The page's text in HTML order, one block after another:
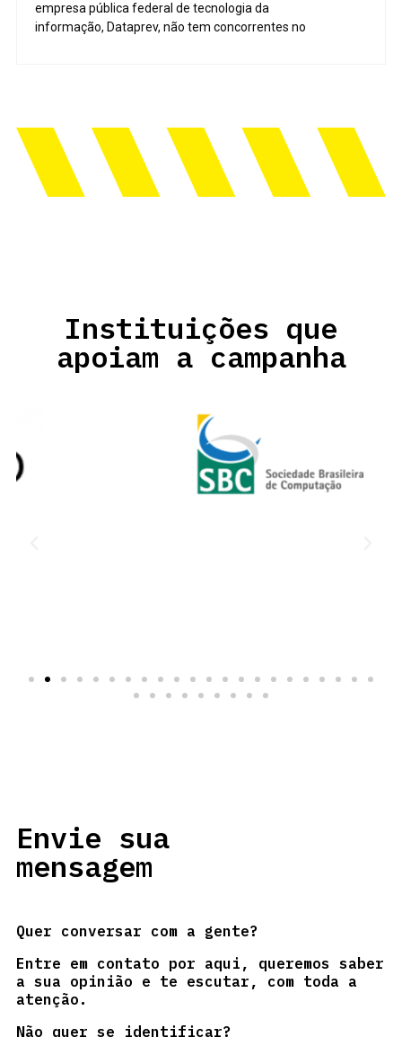
empresa pública federal de tecnologia da
informação, Dataprev, não tem concorrentes no
Instituições que
apoiam a campanha
Envie sua
mensagem
Quer conversar com a gente?
Entre em contato por aqui, queremos saber
a sua opinião e te escutar, com toda a
atenção.
Não quer se identificar?